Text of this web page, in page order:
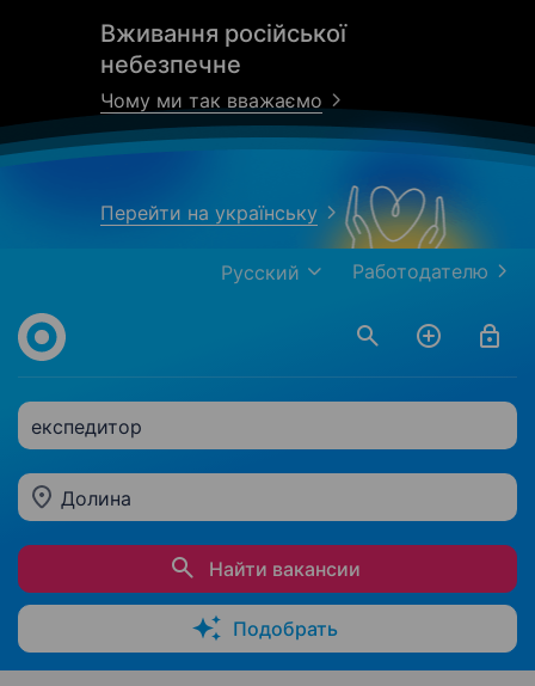
Вживання російської
небезпечне
Чому ми так вважаємо
Перейти на українську
Работодателю
Русский
експедитор
Долина
Найти вакансии
Подобрать